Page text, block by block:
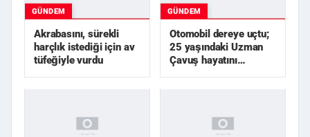
GÜNDEM
Akrabasını, sürekli
harçlık istediği için av
tüfeğiyle vurdu
GÜNDEM
Otomobil dereye uçtu;
25 yaşındaki Uzman
Çavuş hayatını